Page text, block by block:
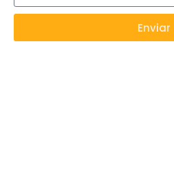
Enviar